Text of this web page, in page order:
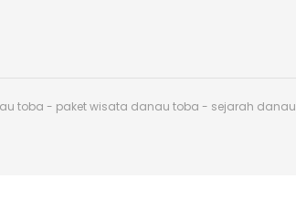
toba - paket wisata danau toba - sejarah danau